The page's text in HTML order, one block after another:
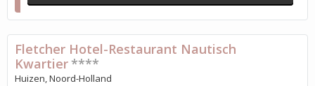
Fletcher Hotel-Restaurant Nautisch
Kwartier ****
Huizen, Noord-Holland